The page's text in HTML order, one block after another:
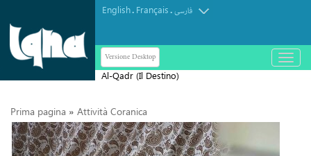
English. Français.فارسی
Versione Desktop
باز
و
Al-Qadr (Il Destino)
Prima pagina » Attività Coranica